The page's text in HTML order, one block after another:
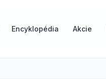
Encyklopédia Akcie